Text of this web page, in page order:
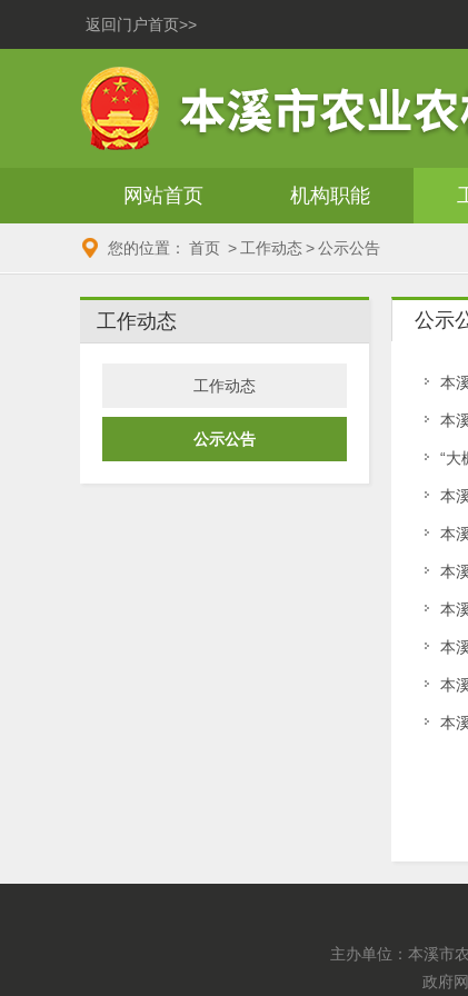
返回门户首页>>
网站首页 机构职能
您的位置： 首页 > 工作动态>公示公告
工作动态
工作动态
公示公告
公示
本
本
“大
本
本
本
本
本
本
本
主办单位：本溪
政府